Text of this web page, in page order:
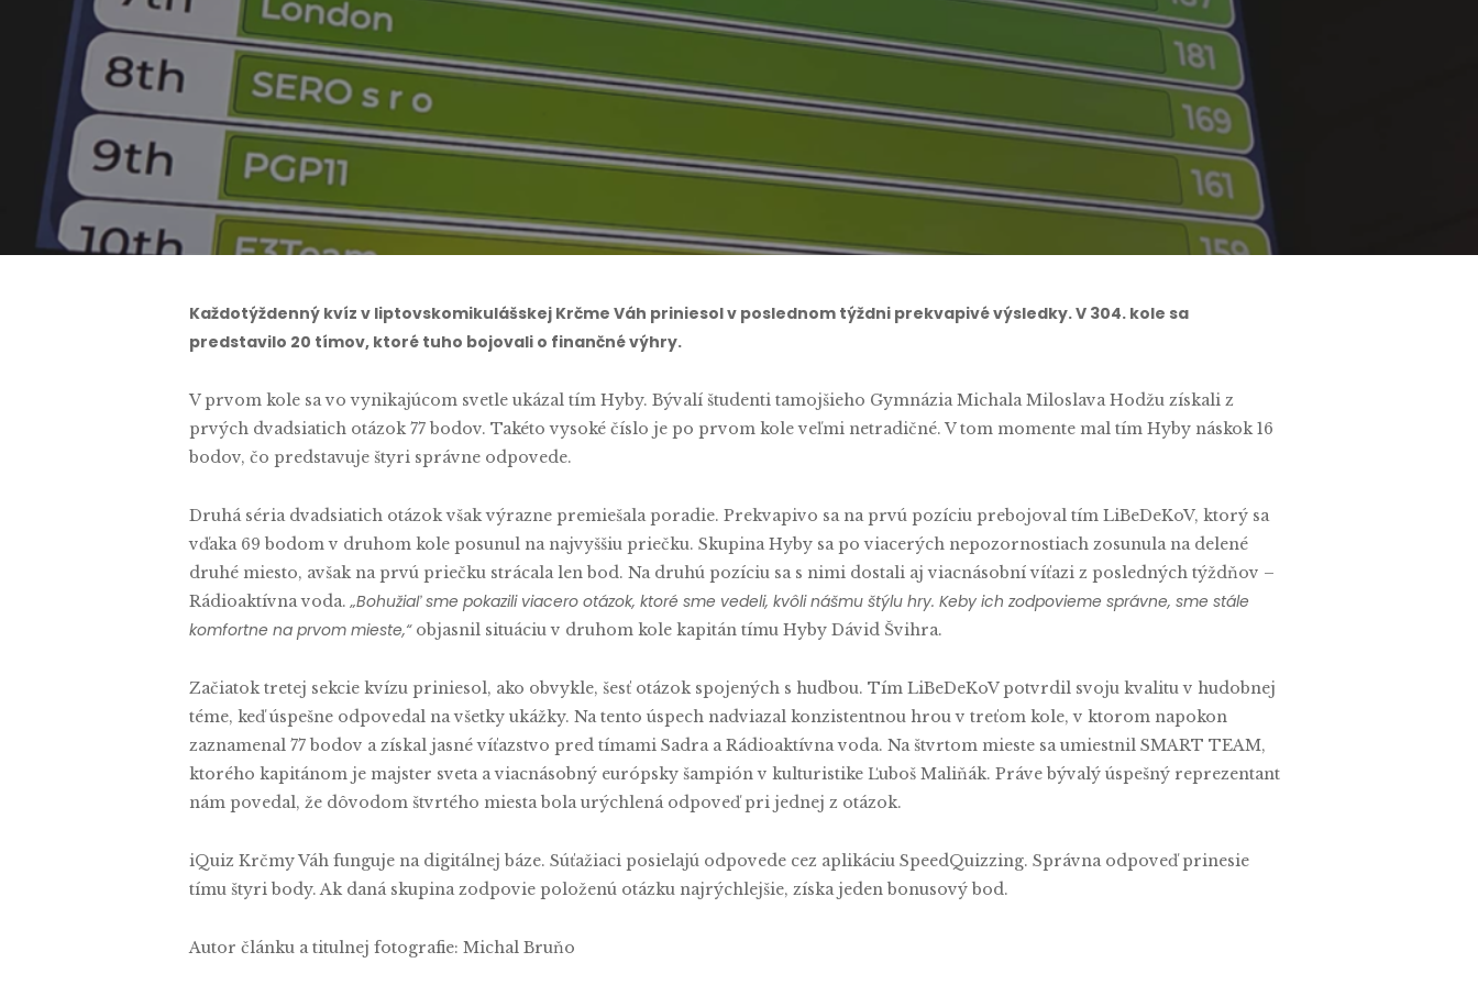
By Michal Bruňo
Každotýždenný kvíz v liptovskomikulášskej Krčme Váh priniesol v poslednom týždni prekvapivé výsledky. V 304. kole sa
predstavilo 20 tímov, ktoré tuho bojovali o finančné výhry.
V prvom kole sa vo vynikajúcom svetle ukázal tím Hyby. Bývalí študenti tamojšieho Gymnázia Michala Miloslava Hodžu získali z
prvých dvadsiatich otázok 77 bodov. Takéto vysoké číslo je po prvom kole veľmi netradičné. V tom momente mal tím Hyby náskok 16
bodov, čo predstavuje štyri správne odpovede.
Druhá séria dvadsiatich otázok však výrazne premiešala poradie. Prekvapivo sa na prvú pozíciu prebojoval tím LiBeDeKoV, ktorý sa
vďaka 69 bodom v druhom kole posunul na najvyššiu priečku. Skupina Hyby sa po viacerých nepozornostiach zosunula na delené
druhé miesto, avšak na prvú priečku strácala len bod. Na druhú pozíciu sa s nimi dostali aj viacnásobní víťazi z posledných týždňov –
Rádioaktívna voda.„Bohužiaľ sme pokazili viacero otázok, ktoré sme vedeli, kvôli nášmu štýlu hry. Keby ich zodpovieme správne, sme stále
komfortne na prvom mieste,“objasnil situáciu v druhom kole kapitán tímu Hyby Dávid Švihra.
Začiatok tretej sekcie kvízu priniesol, ako obvykle, šesť otázok spojených s hudbou. Tím LiBeDeKoV potvrdil svoju kvalitu v hudobnej
téme, keď úspešne odpovedal na všetky ukážky. Na tento úspech nadviazal konzistentnou hrou v treťom kole, v ktorom napokon
zaznamenal 77 bodov a získal jasné víťazstvo pred tímami Sadra a Rádioaktívna voda. Na štvrtom mieste sa umiestnil SMART TEAM,
ktorého kapitánom je majster sveta a viacnásobný európsky šampión v kulturistike Ľuboš Maliňák. Práve bývalý úspešný reprezentant
nám povedal, že dôvodom štvrtého miesta bola urýchlená odpoveď pri jednej z otázok.
iQuiz Krčmy Váh funguje na digitálnej báze. Súťažiaci posielajú odpovede cez aplikáciu SpeedQuizzing. Správna odpoveď prinesie
tímu štyri body. Ak daná skupina zodpovie položenú otázku najrýchlejšie, získa jeden bonusový bod.
Autor článku a titulnej fotografie: Michal Bruňo